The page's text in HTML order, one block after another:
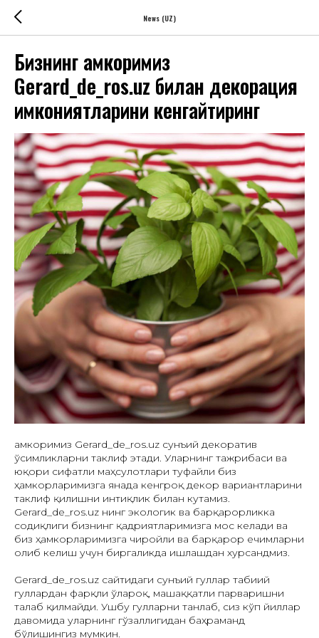
News (UZ)
Бизнинг ҳамкоримиз
Gerard_de_ros.uz билан декорация
имкониятларини кенгайтиринг
Ҳамкоримиз Gerard_de_ros.uz сунъий декоратив
ўсимликларни таклиф этади. Уларнинг тажрибаси ва
юқори сифатли маҳсулотлари туфайли биз
ҳамкорларимизга янада кенгроқ декор вариантларини
таклиф қилишни интиқлик билан кутамиз.
Gerard_de_ros.uz нинг экологик ва барқарорликка
содиқлиги бизнинг қадриятларимизга мос келади ва
биз ҳамкорларимизга чиройли ва барқарор ечимларни
олиб келиш учун биргаликда ишлашдан хурсандмиз.
Gerard_de_ros.uz сайтидаги сунъий гуллар табиий
гуллардан фарқли ўлароқ, машаққатли парваришни
талаб қилмайди. Ушбу гулларни танлаб, сиз кўп йиллар
давомида уларнинг гўзаллигидан баҳраманд
бўлишингиз мумкин.